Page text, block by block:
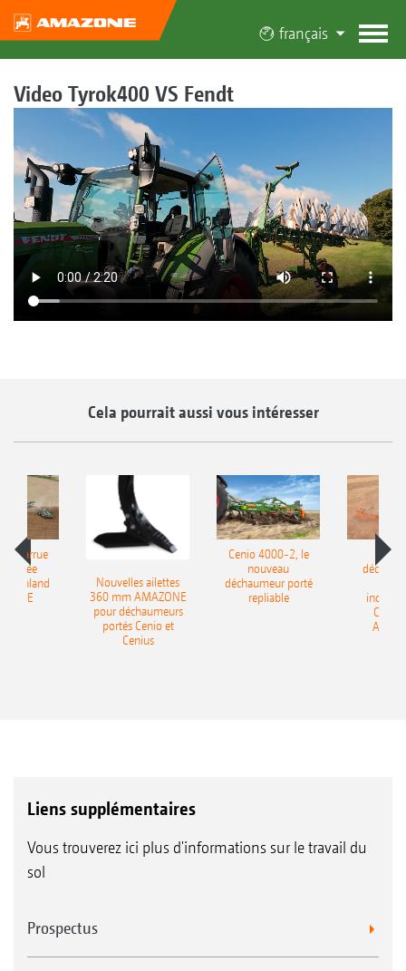
français
Video Tyrok400 VS Fendt
Cela pourrait aussi vous intéresser
charrue
portée
Onland
Nouvelles ailettes
360 mm AMAZONE
pour déchaumeurs
portés Cenio et
Cenius
Cenio 4000-2, le
nouveau
déchaumeur porté
repliable
Liens supplémentaires
Vous trouverez ici plus d'informations sur le travail du
sol
Prospectus